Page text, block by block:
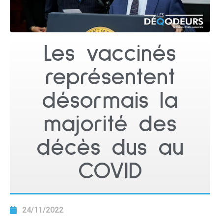
Les vaccinés
représentent
désormais la
majorité des
décès dus au
COVID
24/11/2022